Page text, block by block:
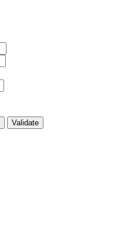
Validate